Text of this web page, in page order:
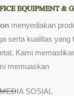
menyediakan
serta kualitas yang
Kami
memuaskan
SOSIAL